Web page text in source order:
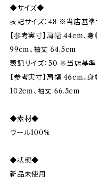
◆サイズ◆
表記サイズ：48 ※当店基準
【参考実寸】肩幅 44cm、
99cm、袖丈 64.5cm
表記サイズ：50 ※当店基準
【参考実寸】肩幅 46cm、
102cm、袖丈 66.5cm
◆素材◆
ウール100%
◆状態◆
新品未使用